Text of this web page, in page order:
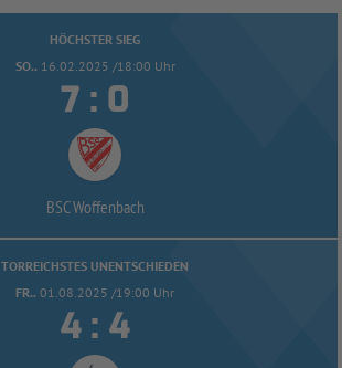
HÖCHSTER SIEG
SO.. 16.02.2025 /18:00 Uhr
 : 
BSC Woffenbach
TORREICHSTES UNENTSCHIEDEN
FR.. 01.08.2025 /19:00 Uhr
 : 